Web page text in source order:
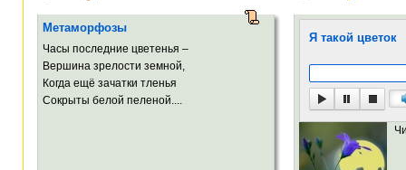
Метаморфозы
Часы последние цветенья –
Вершина зрелости земной,
Когда ещё зачатки тленья
Сокрыты белой пеленой....
Я такой цветок